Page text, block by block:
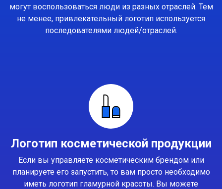
могут воспользоваться люди из разных отраслей. Тем
не менее, привлекательный логотип используется
последователями людей/отраслей.
Логотип косметической продукции
Если вы управляете косметическим брендом или
планируете его запустить, то вам просто необходимо
иметь логотип гламурной красоты. Вы можете